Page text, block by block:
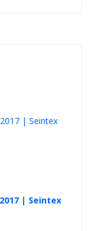
| Seintex